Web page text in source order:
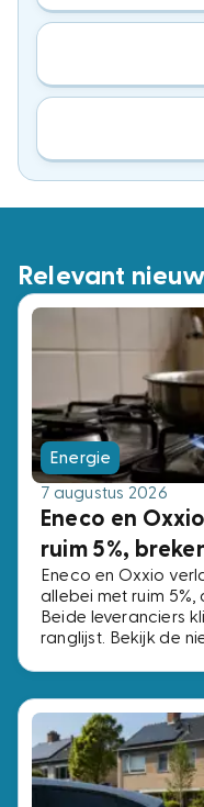
Relevant
Energie
7 augustus 2026
Eneco en
ruim 5%,
Eneco en Oxxio
allebei met ruim 5%,
Beide leveranciers
ranglijst. Bekijk de